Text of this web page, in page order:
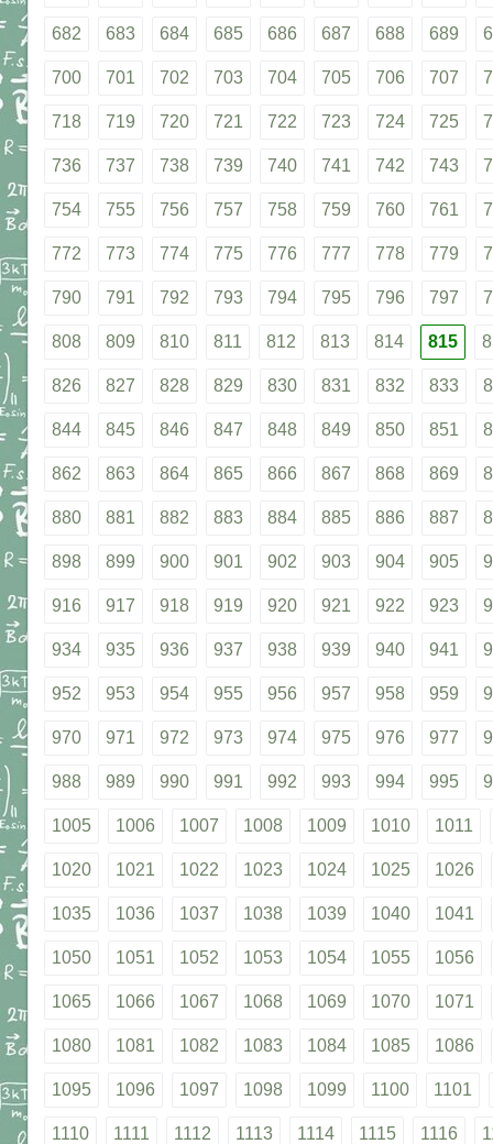
682 683 684 685 686 687 688 689
700 701 702 703 704 705 706 707
718 719 720 721 722 723 724 725
736 737 738 739 740 741 742 743
754 755 756 757 758 759 760 761
772 773 774 775 776 777 778 779
790 791 792 793 794 795 796 797
808 809 810 811 812 813 814 815
826 827 828 829 830 831 832 833
844 845 846 847 848 849 850 851
862 863 864 865 866 867 868 869
880 881 882 883 884 885 886 887
898 899 900 901 902 903 904 905
916 917 918 919 920 921 922 923
934 935 936 937 938 939 940 941
952 953 954 955 956 957 958 959
970 971 972 973 974 975 976 977
988 989 990 991 992 993 994 995
1005 1006 1007 1008 1009 1010 1011
1020 1021 1022 1023 1024 1025 1026
1035 1036 1037 1038 1039 1040 1041
1050 1051 1052 1053 1054 1055 1056
1065 1066 1067 1068 1069 1070 1071
1080 1081 1082 1083 1084 1085 1086
1095 1096 1097 1098 1099 1100 1101
1110 1111 1112 1113 1114 1115 1116